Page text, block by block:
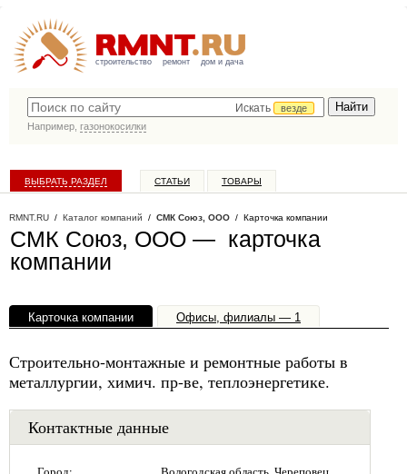
строительство ремонт дом и дача
Искать
везде
Например, газонокосилки
ВЫБРАТЬ РАЗДЕЛ СТАТЬИ ТОВАРЫ
RMNT.RU / Каталог компаний / СМК Союз, ООО / Карточка компании
СМК Союз, ООО — карточка
компании
Карточка компании Офисы, филиалы — 1
Строительно-монтажные и ремонтные работы в
металлургии, химич. пр-ве, теплоэнергетике.
Контактные данные